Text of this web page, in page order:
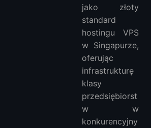
jako złoty
standard
hostingu VPS
w Singapurze,
oferując
infrastrukturę
klasy
przedsiębiorst
w w
konkurencyjny